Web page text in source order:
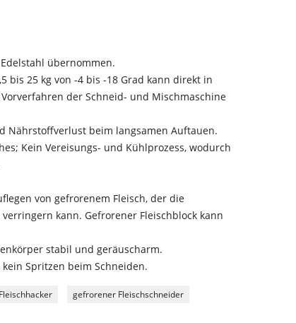
übernommen.
bis 25 kg von -4 bis -18 Grad kann direkt in
der Schneid- und Mischmaschine
Nährstoffverlust beim langsamen Auftauen.
Kein Vereisungs- und Kühlprozess, wodurch
von gefrorenem Fleisch, der die
kann. Gefrorener Fleischblock kann
stabil und geräuscharm.
Spritzen beim Schneiden.
gefrorener Fleischschneider